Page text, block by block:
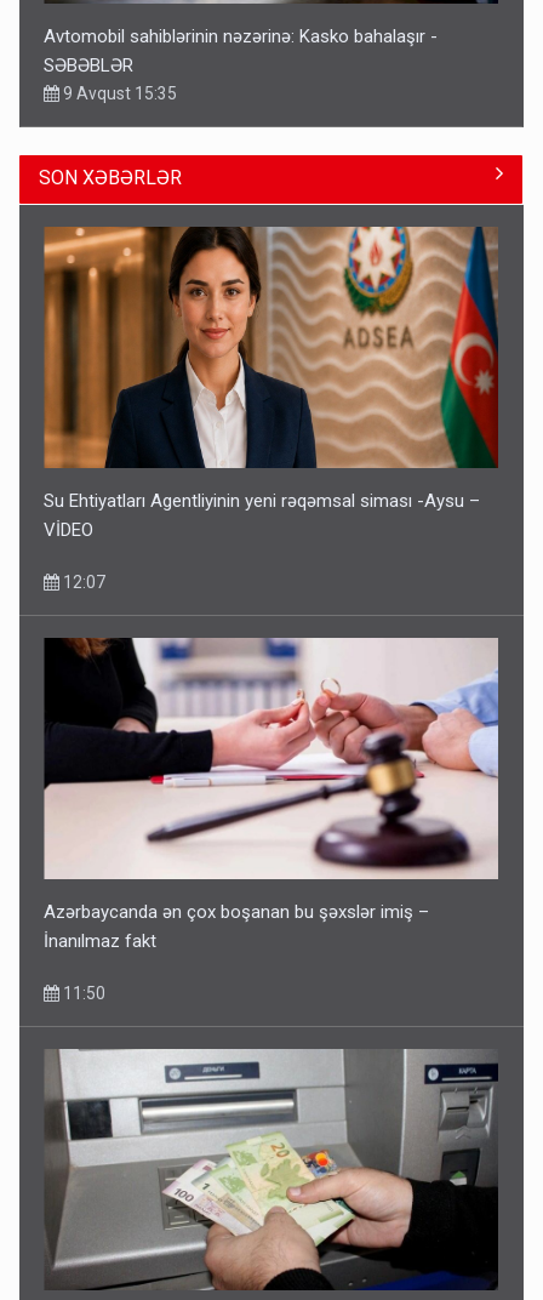
Avtomobil sahiblərinin nəzərinə: Kasko bahalaşır -
SƏBƏBLƏR
9 Avqust 15:35
Bu şəxslərin müavinəti LƏĞV EDİLƏCƏK
11:46
Corab satdığı deyilən qazi ilə bağlı - Daha bir açıqlama
Bakıdakı “yəhudi”nin qurbanları - Sensasion adlar
10:13
SON XƏBƏRLƏR
Su Ehtiyatları Agentliyinin yeni rəqəmsal siması -Aysu –
VİDEO
12:07
Azərbaycanda ən çox boşanan bu şəxslər imiş –
İnanılmaz fakt
11:50